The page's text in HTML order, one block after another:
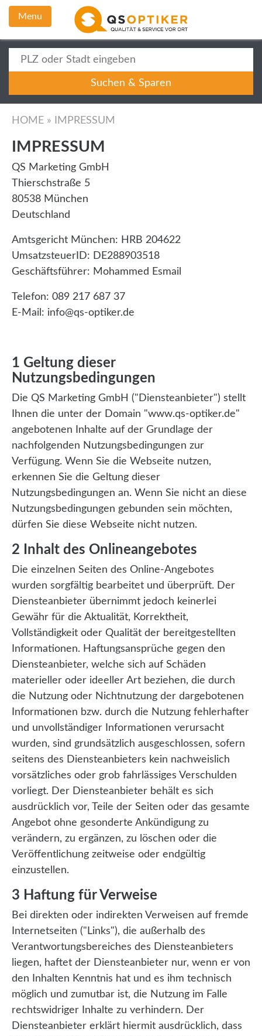
Menu
HOME » IMPRESSUM
IMPRESSUM
QS Marketing GmbH
Thierschstraße 5
80538 München
Deutschland
Amtsgericht München: HRB 204622
UmsatzsteuerID: DE288903518
Geschäftsführer: Mohammed Esmail
Telefon: 089 217 687 37
E-Mail: info@qs-optiker.de
1 Geltung dieser
Nutzungsbedingungen
Die QS Marketing GmbH ("Diensteanbieter") stellt
Ihnen die unter der Domain "www.qs-optiker.de"
angebotenen Inhalte auf der Grundlage der
nachfolgenden Nutzungsbedingungen zur
Verfügung. Wenn Sie die Webseite nutzen,
erkennen Sie die Geltung dieser
Nutzungsbedingungen an. Wenn Sie nicht an diese
Nutzungsbedingungen gebunden sein möchten,
dürfen Sie diese Webseite nicht nutzen.
2 Inhalt des Onlineangebotes
Die einzelnen Seiten des Online-Angebotes
wurden sorgfältig bearbeitet und überprüft. Der
Diensteanbieter übernimmt jedoch keinerlei
Gewähr für die Aktualität, Korrektheit,
Vollständigkeit oder Qualität der bereitgestellten
Informationen. Haftungsansprüche gegen den
Diensteanbieter, welche sich auf Schäden
materieller oder ideeller Art beziehen, die durch
die Nutzung oder Nichtnutzung der dargebotenen
Informationen bzw. durch die Nutzung fehlerhafter
und unvollständiger Informationen verursacht
wurden, sind grundsätzlich ausgeschlossen, sofern
seitens des Diensteanbieters kein nachweislich
vorsätzliches oder grob fahrlässiges Verschulden
vorliegt. Der Diensteanbieter behält es sich
ausdrücklich vor, Teile der Seiten oder das gesamte
Angebot ohne gesonderte Ankündigung zu
verändern, zu ergänzen, zu löschen oder die
Veröffentlichung zeitweise oder endgültig
einzustellen.
3 Haftung für Verweise
Bei direkten oder indirekten Verweisen auf fremde
Internetseiten ("Links"), die außerhalb des
Verantwortungsbereiches des Diensteanbieters
liegen, haftet der Diensteanbieter nur, wenn er von
den Inhalten Kenntnis hat und es ihm technisch
möglich und zumutbar ist, die Nutzung im Falle
rechtswidriger Inhalte zu verhindern. Der
Diensteanbieter erklärt hiermit ausdrücklich, dass